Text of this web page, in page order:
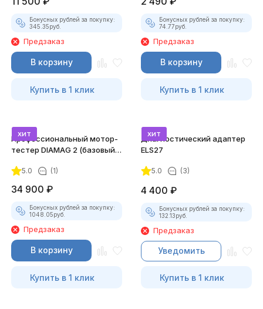
Бонусных рублей за покупку:
345.35руб.
Предзаказ
В корзину
Купить в 1 клик
Бонусных рублей за покупку:
74.77руб.
Предзаказ
В корзину
Купить в 1 клик
хит
Профессиональный мотор-
тестер DIAMAG 2 (базовый
5.0 (1)
34 900 ₽
Бонусных рублей за покупку:
1048.05руб.
Предзаказ
В корзину
Купить в 1 клик
хит
Диагностический адаптер
ELS27
5.0 (3)
4 400 ₽
Бонусных рублей за покупку:
132.13руб.
Предзаказ
Уведомить
Купить в 1 клик